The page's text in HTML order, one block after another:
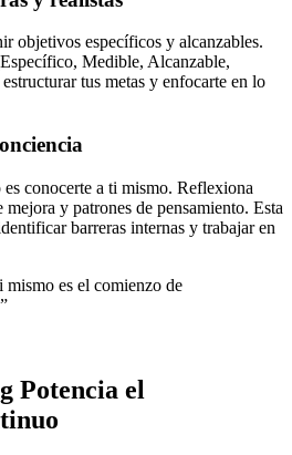
objetivos específicos y alcanzables.
Medible, Alcanzable,
tus metas y enfocarte en lo
conocerte a ti mismo. Reflexiona
mejora y patrones de pensamiento. Esta
barreras internas y trabajar en
mismo es el comienzo de
”
Potencia el